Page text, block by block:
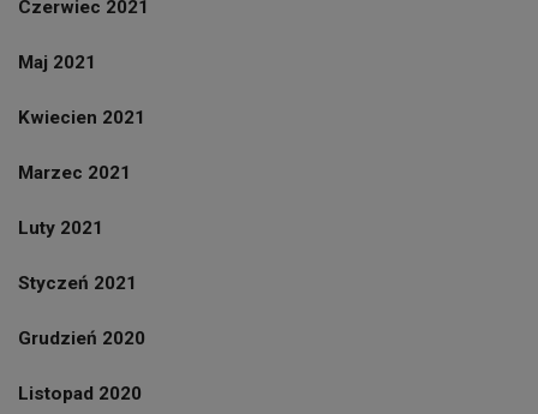
Czerwiec 2021
Maj 2021
Kwiecien 2021
Marzec 2021
Luty 2021
Styczeń 2021
Grudzień 2020
Listopad 2020